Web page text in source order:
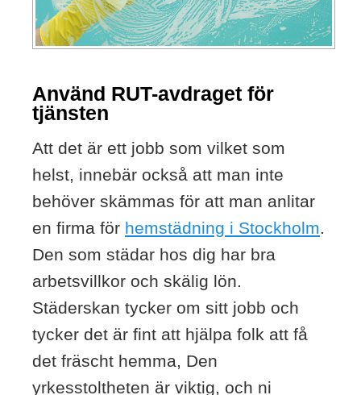
Använd RUT-avdraget för
tjänsten
Att det är ett jobb som vilket som
helst, innebär också att man inte
behöver skämmas för att man anlitar
en firma för hemstädning i Stockholm.
Den som städar hos dig har bra
arbetsvillkor och skälig lön.
Städerskan tycker om sitt jobb och
tycker det är fint att hjälpa folk att få
det fräscht hemma, Den
yrkesstoltheten är viktig, och ni